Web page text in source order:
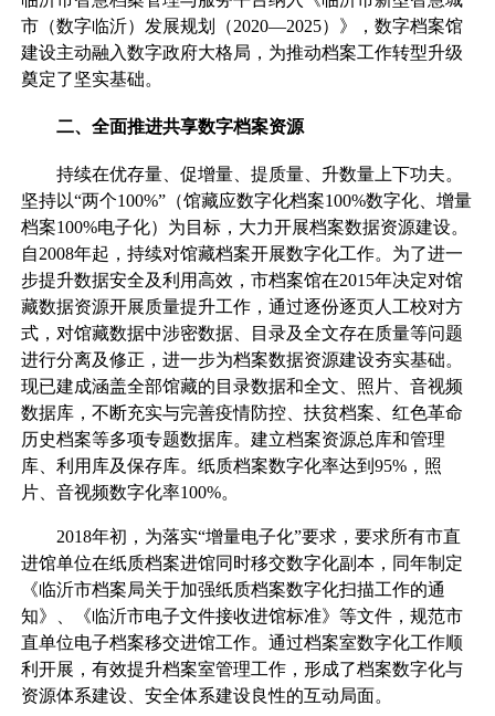
市（数字临沂）发展规划（2020—2025）》，数字档案馆
建设主动融入数字政府大格局，为推动档案工作转型升级
奠定了坚实基础。
二、全面推进共享数字档案资源
持续在优存量、促增量、提质量、升数量上下功夫。
坚持以“两个100%”（馆藏应数字化档案100%数字化、增量
档案100%电子化）为目标，大力开展档案数据资源建设。
自2008年起，持续对馆藏档案开展数字化工作。为了进一
步提升数据安全及利用高效，市档案馆在2015年决定对馆
藏数据资源开展质量提升工作，通过逐份逐页人工校对方
式，对馆藏数据中涉密数据、目录及全文存在质量等问题
进行分离及修正，进一步为档案数据资源建设夯实基础。
现已建成涵盖全部馆藏的目录数据和全文、照片、音视频
数据库，不断充实与完善疫情防控、扶贫档案、红色革命
历史档案等多项专题数据库。建立档案资源总库和管理
库、利用库及保存库。纸质档案数字化率达到95%，照
片、音视频数字化率100%。
2018年初，为落实“增量电子化”要求，要求所有市直
进馆单位在纸质档案进馆同时移交数字化副本，同年制定
《临沂市档案局关于加强纸质档案数字化扫描工作的通
知》、《临沂市电子文件接收进馆标准》等文件，规范市
直单位电子档案移交进馆工作。通过档案室数字化工作顺
利开展，有效提升档案室管理工作，形成了档案数字化与
资源体系建设、安全体系建设良性的互动局面。